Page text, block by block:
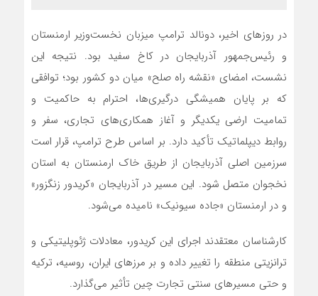
در روزهای اخیر، دونالد ترامپ میزبان نخست‌وزیر ارمنستان
و رئیس‌جمهور آذربایجان در کاخ سفید بود. نتیجه این
نشست، امضای «نقشه راه صلح» میان دو کشور بود؛ توافقی
که بر پایان همیشگی درگیری‌ها، احترام به حاکمیت و
تمامیت ارضی یکدیگر و آغاز همکاری‌های تجاری، سفر و
روابط دیپلماتیک تأکید دارد. بر اساس طرح ترامپ، قرار است
سرزمین اصلی آذربایجان از طریق خاک ارمنستان به استان
نخجوان متصل شود. این مسیر در آذربایجان «کریدور زنگزور»
و در ارمنستان «جاده سیونیک» نامیده می‌شود.
کارشناسان معتقدند اجرای این کریدور، معادلات ژئوپلیتیکی و
ترانزیتی منطقه را تغییر داده و بر مرزهای ایران، روسیه، ترکیه
و حتی مسیرهای سنتی تجارت چین تأثیر می‌گذارد.